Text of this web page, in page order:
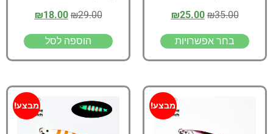
₪35.00
₪25.00
בחר אפשרויות
₪29.00
₪18.00
הוספה לסל
מבצע! מבצע!